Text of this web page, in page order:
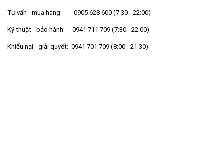
Tư vấn - mua hàng: 0905 628 600 (7:30 - 22:00)
Kỹ thuật - bảo hành: 0941 711 709 (7:30 - 22:00)
Khiếu nại - giải quyết: 0941 701 709 (8:00 - 21:30)